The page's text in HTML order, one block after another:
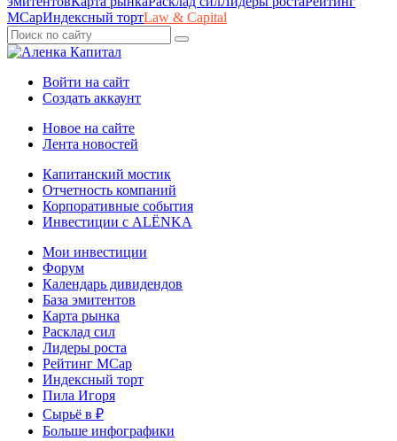
MCapИндексный тортLaw & Capital
Войти на сайт
Создать аккаунт
Новое на сайте
Лента новостей
Капитанский мостик
Отчетность компаний
Корпоративные события
Инвестиции с ALЁNKA
Мои инвестиции
Форум
Календарь дивидендов
База эмитентов
Карта рынка
Расклад сил
Лидеры роста
Рейтинг MCap
Индексный торт
Пила Игоря
Сырьё в ₽
Больше инфографики